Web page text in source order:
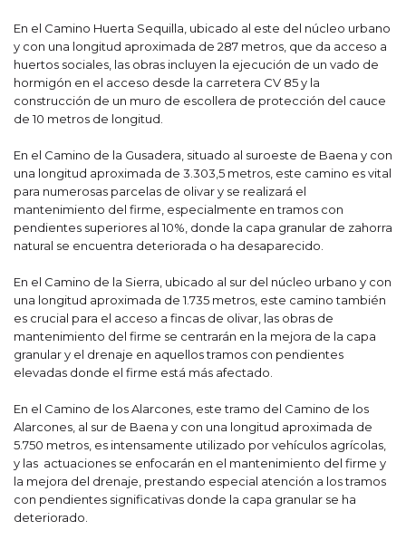
En el Camino Huerta Sequilla, ubicado al este del núcleo urbano
y con una longitud aproximada de 287 metros, que da acceso a
huertos sociales, las obras incluyen la ejecución de un vado de
hormigón en el acceso desde la carretera CV 85 y la
construcción de un muro de escollera de protección del cauce
de 10 metros de longitud.
En el Camino de la Gusadera, situado al suroeste de Baena y con
una longitud aproximada de 3.303,5 metros, este camino es vital
para numerosas parcelas de olivar y se realizará el
mantenimiento del firme, especialmente en tramos con
pendientes superiores al 10%, donde la capa granular de zahorra
natural se encuentra deteriorada o ha desaparecido.
En el Camino de la Sierra, ubicado al sur del núcleo urbano y con
una longitud aproximada de 1.735 metros, este camino también
es crucial para el acceso a fincas de olivar, las obras de
mantenimiento del firme se centrarán en la mejora de la capa
granular y el drenaje en aquellos tramos con pendientes
elevadas donde el firme está más afectado.
En el Camino de los Alarcones, este tramo del Camino de los
Alarcones, al sur de Baena y con una longitud aproximada de
5.750 metros, es intensamente utilizado por vehículos agrícolas,
y las actuaciones se enfocarán en el mantenimiento del firme y
la mejora del drenaje, prestando especial atención a los tramos
con pendientes significativas donde la capa granular se ha
deteriorado.